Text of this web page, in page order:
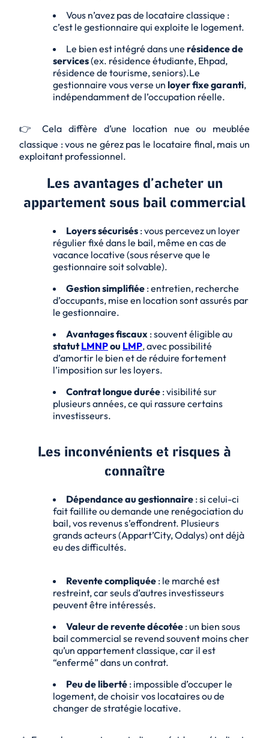
Vous n’avez pas de locataire classique :
c’est le gestionnaire qui exploite le logement.
Le bien est intégré dans une résidence de
services(ex. résidence étudiante, Ehpad,
résidence de tourisme, seniors).Le
gestionnaire vous verse un loyer fixe garanti,
indépendamment de l’occupation réelle.
👉 Cela diffère d’une location nue ou meublée
classique : vous ne gérez pas le locataire final, mais un
exploitant professionnel.
Les avantages d’acheter un
appartement sous bail commercial
Loyers sécurisés : vous percevez un loyer
régulier fixé dans le bail, même en cas de
vacance locative (sous réserve que le
gestionnaire soit solvable).
Gestion simplifiée : entretien, recherche
d’occupants, mise en location sont assurés par
le gestionnaire.
Avantages fiscaux : souvent éligible au
statutLMNPou LMP, avec possibilité
d’amortir le bien et de réduire fortement
l’imposition sur les loyers.
Contrat longue durée : visibilité sur
plusieurs années, ce qui rassure certains
investisseurs.
Les inconvénients et risques à
connaître
Dépendance au gestionnaire : si celui-ci
fait faillite ou demande une renégociation du
bail, vos revenus s’effondrent. Plusieurs
grands acteurs (Appart’City, Odalys) ont déjà
eu des difficultés.
Revente compliquée : le marché est
restreint, car seuls d’autres investisseurs
peuvent être intéressés.
Valeur de revente décotée : un bien sous
bail commercial se revend souvent moins cher
qu’un appartement classique, car il est
“enfermé” dans un contrat.
Peu de liberté : impossible d’occuper le
logement, de choisir vos locataires ou de
changer de stratégie locative.